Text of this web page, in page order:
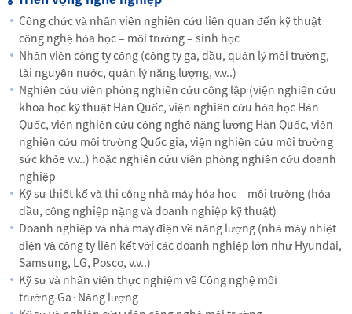
Công chức và nhân viên nghiên cứu liên quan đến kỹ thuật
công nghệ hóa học – môi trường – sinh học
Nhân viên công ty công (công ty ga, dầu, quản lý môi trường,
tài nguyên nước, quản lý năng lượng, v.v..)
Nghiên cứu viên phòng nghiên cứu công lập (viện nghiên cứu
khoa học kỹ thuật Hàn Quốc, viện nghiên cứu hóa học Hàn
Quốc, viện nghiên cứu công nghệ năng lượng Hàn Quốc, viện
nghiên cứu môi trường Quốc gia, viện nghiên cứu môi trường
sức khỏe v.v..) hoặc nghiên cứu viên phòng nghiên cứu doanh
nghiệp
Kỹ sư thiết kế và thi công nhà máy hóa học – môi trường (hóa
dầu, công nghiệp nặng và doanh nghiệp kỹ thuật)
Doanh nghiệp và nhà máy điện về năng lượng (nhà máy nhiệt
điện và công ty liên kết với các doanh nghiệp lớn như Hyundai,
Samsung, LG, Posco, v.v..)
Kỹ sư và nhân viên thực nghiệm về Công nghệ môi
trường∙Ga·Năng lượng